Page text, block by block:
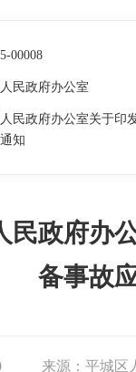
00008
民政府办公室
民政府办公室关于印
知
民政府办
备事故
来源： 平城区